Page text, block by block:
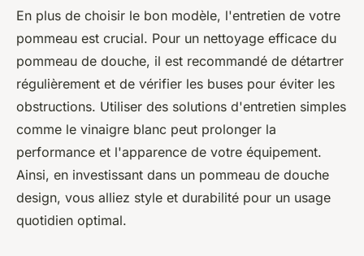
En plus de choisir le bon modèle, l'entretien de votre
pommeau est crucial. Pour un nettoyage efficace du
pommeau de douche, il est recommandé de détartrer
régulièrement et de vérifier les buses pour éviter les
obstructions. Utiliser des solutions d'entretien simples
comme le vinaigre blanc peut prolonger la
performance et l'apparence de votre équipement.
Ainsi, en investissant dans un pommeau de douche
design, vous alliez style et durabilité pour un usage
quotidien optimal.